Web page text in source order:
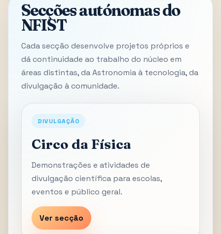
Secções autónomas do
NFIST
Cada secção desenvolve projetos próprios e
dá continuidade ao trabalho do núcleo em
áreas distintas, da Astronomia à tecnologia, da
divulgação à comunidade.
DIVULGAÇÃO
Circo da Física
Demonstrações e atividades de
divulgação científica para escolas,
eventos e público geral.
Ver secção